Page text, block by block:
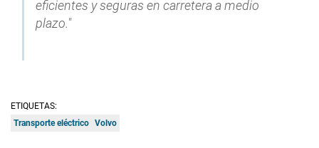
eficientes y seguras en carretera a medio
plazo."
ETIQUETAS:
Transporte eléctrico Volvo